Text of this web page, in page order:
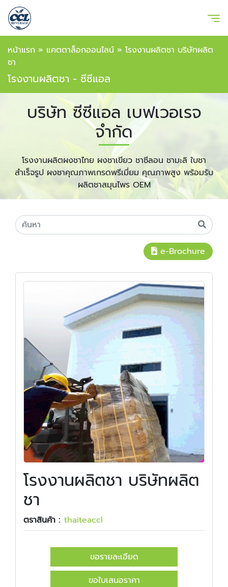
หน้าแรก » แคตตาล็อกออนไลน์ » โรงงานผลิตชา บริษัทผลิต
ชา
โรงงานผลิตชา - ซีซีแอล
บริษัท ซีซีแอล เบฟเวอเรจ
จำกัด
โรงงานผลิตผงชาไทย ผงชาเขียว ชาซีลอน ชามะลิ ใบชา
สำเร็จรูป ผงชาคุณภาพเกรดพรีเมี่ยม คุณภาพสูง พร้อมรับ
ผลิตชาสมุนไพร OEM
e-Brochure
โรงงานผลิตชา บริษัทผลิต
ชา
ตราสินค้า : ​​thaiteaccl
ขอรายละเอียด
ขอใบเสนอราคา